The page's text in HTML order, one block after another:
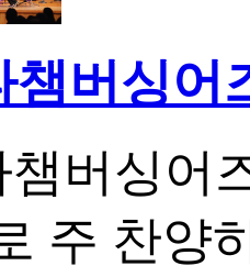
챔버싱어
버싱어
주 찬양